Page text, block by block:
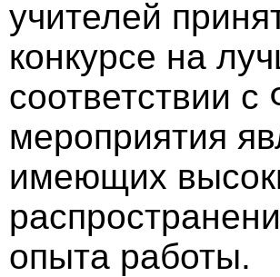
учителей
конкурсе на
соответствии
мероприятия
имеющих
опыта работы.